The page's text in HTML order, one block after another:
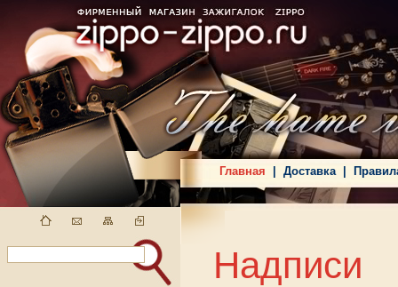
Главная Доставка
Надписи